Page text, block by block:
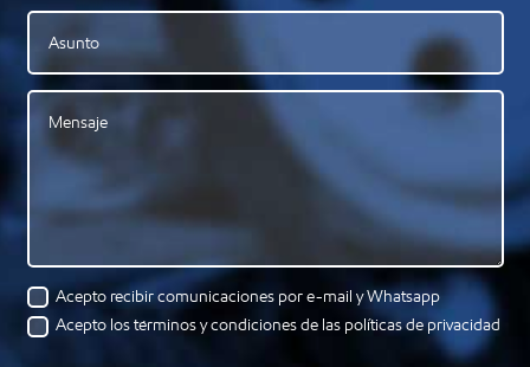
Acepto recibir comunicaciones por e-mail y Whatsapp
Acepto los términos y condiciones de las políticas de privacidad